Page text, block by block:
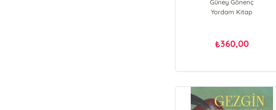
Güney Gönenç
Yordam Kitap
₺360,00